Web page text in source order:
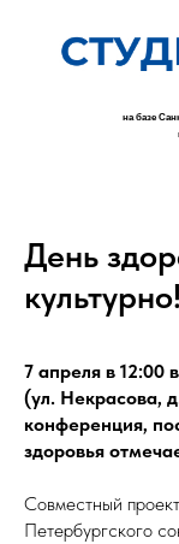
на базе
День
культурно!
7 апреля в 12:00 в
(ул. Некрасова,
конференция,
здоровья
Совместный
Петербургского